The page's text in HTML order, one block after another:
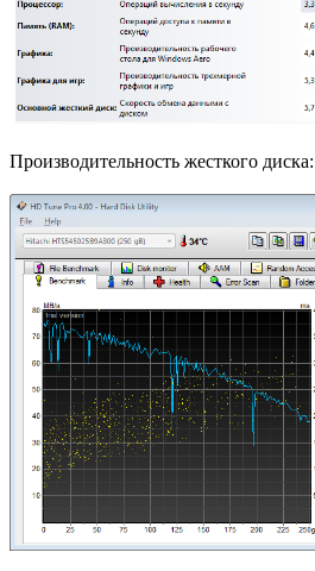
Производительность жесткого диска: